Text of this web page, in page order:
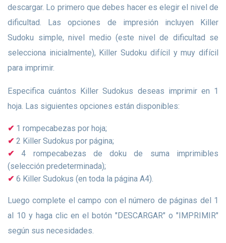
descargar. Lo primero que debes hacer es elegir el nivel de
dificultad. Las opciones de impresión incluyen Killer
Sudoku simple, nivel medio (este nivel de dificultad se
selecciona inicialmente), Killer Sudoku difícil y muy difícil
para imprimir.
Especifica cuántos Killer Sudokus deseas imprimir en 1
hoja. Las siguientes opciones están disponibles:
1 rompecabezas por hoja;
2 Killer Sudokus por página;
4 rompecabezas de doku de suma imprimibles
(selección predeterminada);
6 Killer Sudokus (en toda la página A4).
Luego complete el campo con el número de páginas del 1
al 10 y haga clic en el botón "DESCARGAR" o "IMPRIMIR"
según sus necesidades.